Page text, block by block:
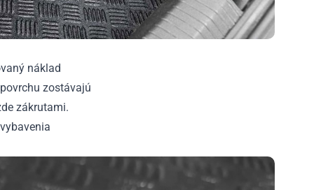
náklad
zostávajú
zákrutami.